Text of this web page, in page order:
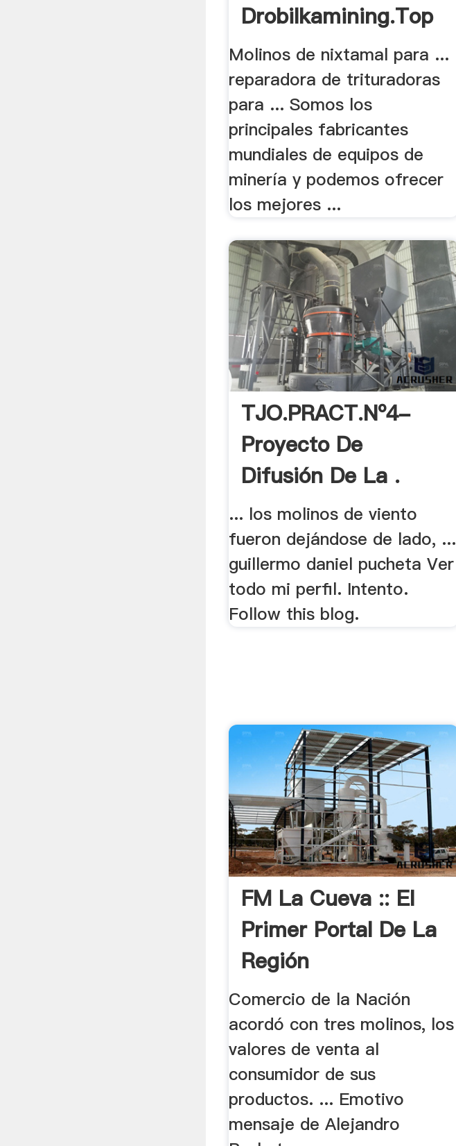
Drobilkamining.top
Molinos de nixtamal para ...
reparadora de trituradoras
para ... Somos los
principales fabricantes
mundiales de equipos de
minería y podemos ofrecer
los mejores ...
TJO.PRACT.Nº4-
Proyecto De
Difusión De La .
... los molinos de viento
fueron dejándose de lado, ...
guillermo daniel pucheta Ver
todo mi perfil. Intento.
Follow this blog.
FM La Cueva :: El
Primer Portal De La
Región
Comercio de la Nación
acordó con tres molinos, los
valores de venta al
consumidor de sus
productos. ... Emotivo
mensaje de Alejandro